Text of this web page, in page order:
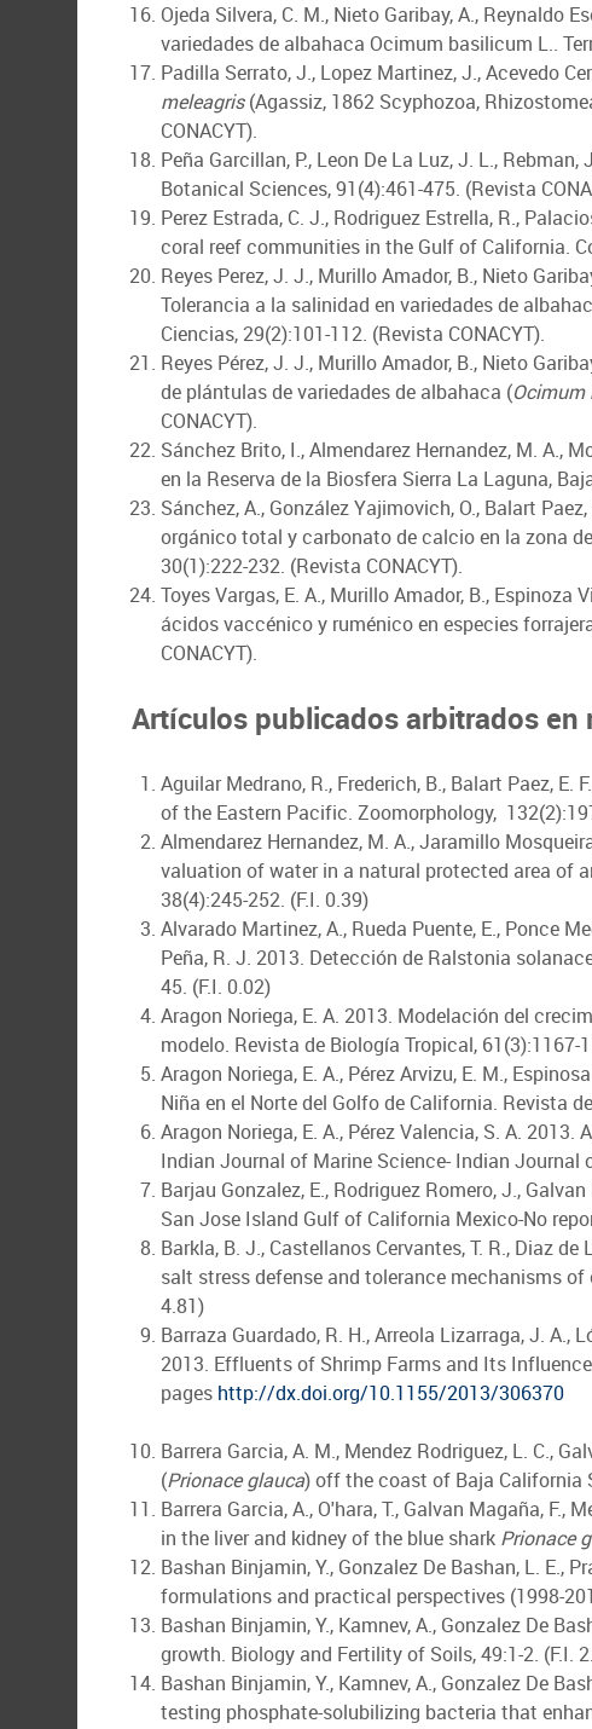
Ojeda Silvera, C. M., Nieto Garibay, A., Reynaldo
variedades de albahaca Ocimum basilicum L..
Padilla Serrato, J., Lopez Martinez, J., Acevedo
meleagris(Agassiz, 1862 Scyphozoa,
CONACYT).
Peña Garcillan, P., Leon De La Luz, J. L.,
Botanical Sciences, 91(4):461-475. (Revista
Perez Estrada, C. J., Rodriguez Estrella, R.,
coral reef communities in the Gulf of California.
Reyes Perez, J. J., Murillo Amador, B., Nieto
Tolerancia a la salinidad en variedades de
Ciencias, 29(2):101-112. (Revista CONACYT).
Reyes Pérez, J. J., Murillo Amador, B., Nieto
de plántulas de variedades de albahaca (
CONACYT).
Sánchez Brito, I., Almendarez Hernandez, M. A.,
en la Reserva de la Biosfera Sierra La Laguna,
Sánchez, A., González Yajimovich, O., Balart
orgánico total y carbonato de calcio en la zona
30(1):222-232. (Revista CONACYT).
Toyes Vargas, E. A., Murillo Amador, B.,
ácidos vaccénico y ruménico en especies
CONACYT).
Artículos publicados arbitrados
Aguilar Medrano, R., Frederich, B., Balart Paez,
of the Eastern Pacific. Zoomorphology,
Almendarez Hernandez, M. A., Jaramillo
valuation of water in a natural protected area of
38(4):245-252. (F.I. 0.39)
Alvarado Martinez, A., Rueda Puente, E., Ponce
Peña, R. J. 2013. Detección de Ralstonia
45. (F.I. 0.02)
Aragon Noriega, E. A. 2013. Modelación del
modelo. Revista de Biología Tropical, 61(3):1167-
Aragon Noriega, E. A., Pérez Arvizu, E. M.,
Niña en el Norte del Golfo de California. Revista
Aragon Noriega, E. A., Pérez Valencia, S. A.
Indian Journal of Marine Science- Indian Journal
Barjau Gonzalez, E., Rodriguez Romero, J.,
San Jose Island Gulf of California Mexico-No
Barkla, B. J., Castellanos Cervantes, T. R., Diaz
salt stress defense and tolerance mechanisms
4.81)
Barraza Guardado, R. H., Arreola Lizarraga, J. A.,
2013. Effluents of Shrimp Farms and Its
pages http://dx.doi.org/10.1155/2013/306370
Barrera Garcia, A. M., Mendez Rodriguez, L. C.,
(Prionace glauca) off the coast of Baja California
Barrera Garcia, A., O'hara, T., Galvan Magaña,
in the liver and kidney of the blue shark Prionace
Bashan Binjamin, Y., Gonzalez De Bashan, L. E.,
formulations and practical perspectives (1998-
Bashan Binjamin, Y., Kamnev, A., Gonzalez De
growth. Biology and Fertility of Soils, 49:1-2. (F.I.
Bashan Binjamin, Y., Kamnev, A., Gonzalez De
testing phosphate-solubilizing bacteria that